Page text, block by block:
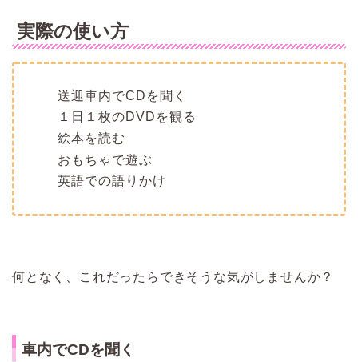
実際の使い方
送迎車内でCDを聞く
１日１枚のDVDを観る
絵本を読む
おもちゃで遊ぶ
英語での語りかけ
何となく、これだったらできそうな気がしませんか？
車内でCDを聞く